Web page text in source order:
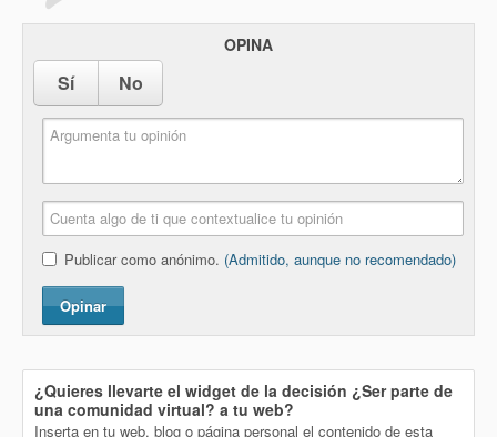
OPINA
Sí No
Publicar como anónimo. (Admitido, aunque no recomendado)
Opinar
¿Quieres llevarte el widget de la decisión ¿Ser parte de
una comunidad virtual? a tu web?
Inserta en tu web, blog o página personal el contenido de esta